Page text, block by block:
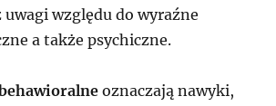
względu do wyraźne
a także psychiczne.
oznaczają nawyki,